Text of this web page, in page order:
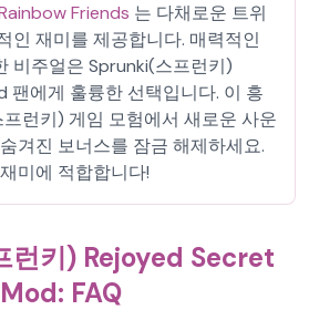
Friends 는 다채로운 트위
인 재미를 제공합니다. 매력적인
비주얼은 Sprunki(스프런키)
팬에게 훌륭한 선택입니다. 이 흥
런키) 게임 모험에서 새로운 사운
겨진 보너스를 잠금 해제하세요.
미에 적합합니다!
키) Rejoyed Secret
Mod: FAQ